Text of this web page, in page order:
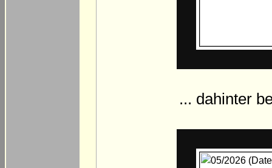
... dahinter